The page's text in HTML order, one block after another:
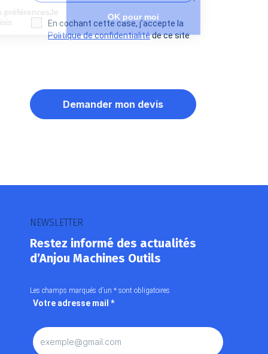
Paramétrer mes préférencesJe
choisis
Axeptio consent
Plateforme de Gestion du Consentement : Personnalisez vos
En cochant cette case, j’accepte la
Politique de confidentialitéde ce site
NEWSLETTER
Restez informé des actualités
d’Anjou Machines Outils
Les champs marqués d’un * sont obligatoires
Votre adresse mail *